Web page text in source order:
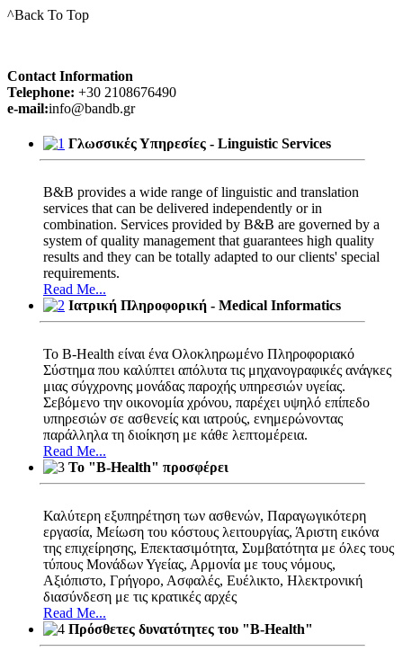
^Back To Top
Contact Information
Telephone: +30 2108676490
e-mail:info@bandb.gr
Γλωσσικές Υπηρεσίες - Linguistic Services
Β&Β provides a wide range of linguistic and translation
services that can be delivered independently or in
combination. Services provided by Β&Β are governed by a
system of quality management that guarantees high quality
results and they can be totally adapted to our clients' special
requirements.
Read Me...
Ιατρική Πληροφορική - Medical Informatics
Το B-Health είναι ένα Ολοκληρωμένο Πληροφοριακό
Σύστημα που καλύπτει απόλυτα τις μηχανογραφικές ανάγκες
μιας σύγχρονης μονάδας παροχής υπηρεσιών υγείας.
Σεβόμενο την οικονομία χρόνου, παρέχει υψηλό επίπεδο
υπηρεσιών σε ασθενείς και ιατρούς, ενημερώνοντας
παράλληλα τη διοίκηση με κάθε λεπτομέρεια.
Read Me...
Το "B-Health" προσφέρει
Καλύτερη εξυπηρέτηση των ασθενών, Παραγωγικότερη
εργασία, Μείωση του κόστους λειτουργίας, Άριστη εικόνα
της επιχείρησης, Επεκτασιμότητα, Συμβατότητα με όλες τους
τύπους Μονάδων Υγείας, Αρμονία με τους νόμους,
Αξιόπιστο, Γρήγορο, Ασφαλές, Ευέλικτο, Ηλεκτρονική
διασύνδεση με τις κρατικές αρχές
Read Me...
Πρόσθετες δυνατότητες του "B-Health"